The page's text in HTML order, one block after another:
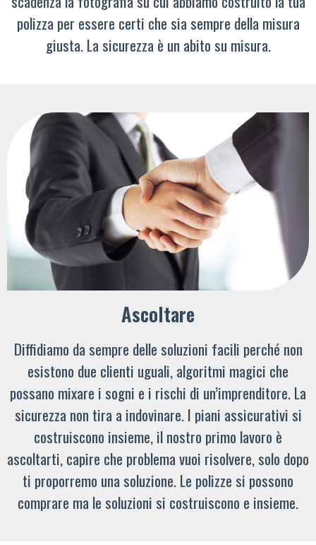
polizza per essere certi che sia sempre della misura
giusta. La sicurezza è un abito su misura.
Ascoltare
Diffidiamo da sempre delle soluzioni facili perché non
esistono due clienti uguali, algoritmi magici che
possano mixare i sogni e i rischi di un’imprenditore. La
sicurezza non tira a indovinare. I piani assicurativi si
costruiscono insieme, il nostro primo lavoro è
ascoltarti, capire che problema vuoi risolvere, solo dopo
ti proporremo una soluzione. Le polizze si possono
comprare ma le soluzioni si costruiscono e insieme.